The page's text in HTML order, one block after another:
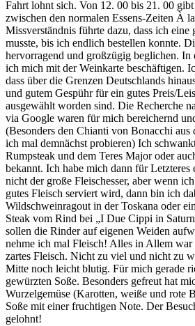
Fahrt lohnt sich. Von 12. 00 bis 21. 00 gibt
zwischen den normalen Essens-Zeiten À
Missverständnis führte dazu, dass ich eine
musste, bis ich endlich bestellen konnte.
hervorragend und großzügig beglichen.
ich mich mit der Weinkarte beschäftigen.
dass über die Grenzen Deutschlands
und gutem Gespühr für ein gutes Preis/
ausgewählt worden sind. Die Recherche
via Google waren für mich bereichernd
(Besonders den Chianti von Bonacchi
ich mal demnächst probieren) Ich
Rumpsteak und dem Teres Major oder
bekannt. Ich habe mich dann für Letzteres
nicht der große Fleischesser, aber wenn
gutes Fleisch serviert wird, dann bin ich
Wildschweinragout in der Toskana oder
Steak vom Rind bei „I Due Cippi in
sollen die Rinder auf eigenen Weiden
nehme ich mal Fleisch! Alles in Allem war
zartes Fleisch. Nicht zu viel und nicht zu
Mitte noch leicht blutig. Für mich gerade
gewürzten Soße. Besonders gefreut hat
Wurzelgemüse (Karotten, weiße und rote
Soße mit einer fruchtigen Note. Der
gelohnt!